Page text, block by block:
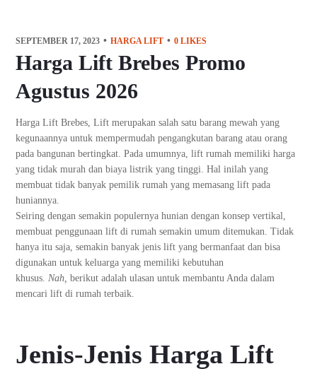
SEPTEMBER 17, 2023 HARGA LIFT 0 LIKES
Harga Lift Brebes Promo
Agustus 2026
Harga Lift Brebes, Lift merupakan salah satu barang mewah yang
kegunaannya untuk mempermudah pengangkutan barang atau orang
pada bangunan bertingkat. Pada umumnya, lift rumah memiliki harga
yang tidak murah dan biaya listrik yang tinggi. Hal inilah yang
membuat tidak banyak pemilik rumah yang memasang lift pada
huniannya.
Seiring dengan semakin populernya hunian dengan konsep vertikal,
membuat penggunaan lift di rumah semakin umum ditemukan. Tidak
hanya itu saja, semakin banyak jenis lift yang bermanfaat dan bisa
digunakan untuk keluarga yang memiliki kebutuhan
khusus.Nah,berikut adalah ulasan untuk membantu Anda dalam
mencari lift di rumah terbaik.
Jenis-Jenis Harga Lift